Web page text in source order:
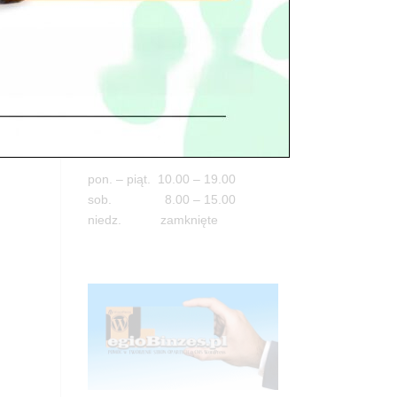
05-100 Nowy Dwór Mazowiecki
tel. 503 900 215
pon. – piąt. 10.00 – 19.00
sob. 8.00 – 15.00
niedz. zamknięte